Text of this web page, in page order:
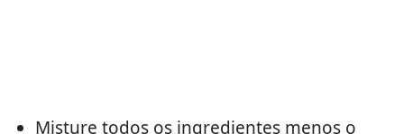
Misture todos os ingredientes menos o